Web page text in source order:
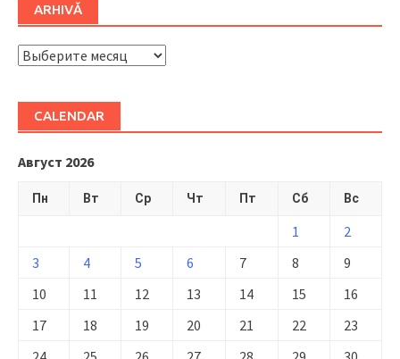
ARHIVĂ
ARHIVĂ
CALENDAR
Август 2026
Пн Вт Ср Чт Пт Сб Вс
1
2
3
4 5 6 7 8
9
10
11 12 13 14 15
16
17
18 19 20 21 22
23